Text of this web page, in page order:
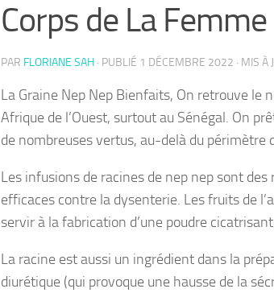
Corps de La Femme
PAR FLORIANE SAH · PUBLIÉ 1 DÉCEMBRE 2022 · MIS À
La Graine Nep Nep Bienfaits, On retrouve le
Afrique de l’Ouest, surtout au Sénégal. On
de nombreuses vertus, au-delà du périmètre
Les infusions de racines de nep nep sont
efficaces contre la dysenterie. Les fruits de
servir à la fabrication d’une poudre
La racine est aussi un ingrédient dans la
diurétique (qui provoque une hausse de la